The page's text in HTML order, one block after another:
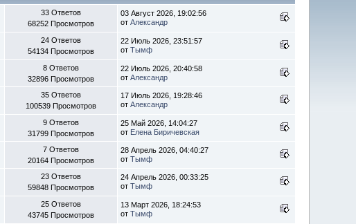
33 Ответов
68252 Просмотров
03 Август 2026, 19:02:56
отАлександр
24 Ответов
54134 Просмотров
22 Июль 2026, 23:51:57
отТымф
8 Ответов
32896 Просмотров
22 Июль 2026, 20:40:58
отАлександр
35 Ответов
100539 Просмотров
17 Июль 2026, 19:28:46
отАлександр
9 Ответов
31799 Просмотров
25 Май 2026, 14:04:27
от Елена Биричевская
7 Ответов
20164 Просмотров
28 Апрель 2026, 04:40:27
отТымф
23 Ответов
59848 Просмотров
24 Апрель 2026, 00:33:25
отТымф
25 Ответов
43745 Просмотров
13 Март 2026, 18:24:53
отТымф